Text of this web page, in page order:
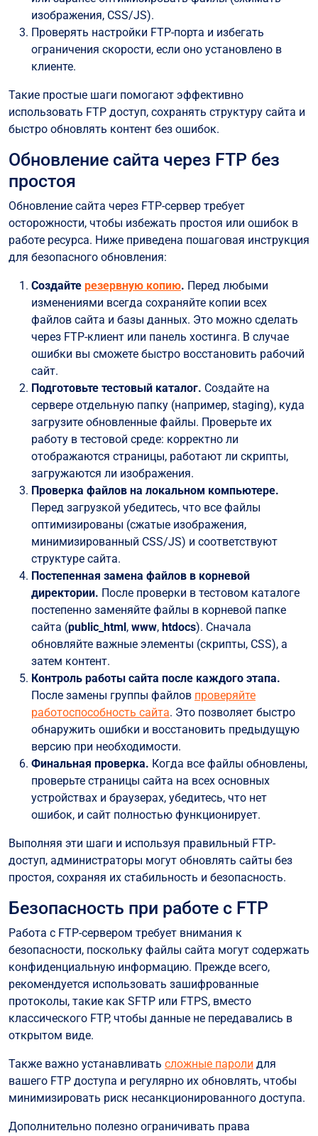
изображения, CSS/JS).
Проверять настройки FTP-порта и избегать
ограничения скорости, если оно установлено в
клиенте.
Такие простые шаги помогают эффективно
использовать FTP доступ, сохранять структуру сайта и
быстро обновлять контент без ошибок.
Обновление сайта через FTP без
простоя
Обновление сайта через FTP-сервер требует
осторожности, чтобы избежать простоя или ошибок в
работе ресурса. Ниже приведена пошаговая инструкция
для безопасного обновления:
Создайте резервную копию. Перед любыми
изменениями всегда сохраняйте копии всех
файлов сайта и базы данных. Это можно сделать
через FTP-клиент или панель хостинга. В случае
ошибки вы сможете быстро восстановить рабочий
сайт.
Подготовьте тестовый каталог. Создайте на
сервере отдельную папку (например, staging), куда
загрузите обновленные файлы. Проверьте их
работу в тестовой среде: корректно ли
отображаются страницы, работают ли скрипты,
загружаются ли изображения.
Проверка файлов на локальном компьютере.
Перед загрузкой убедитесь, что все файлы
оптимизированы (сжатые изображения,
минимизированный CSS/JS) и соответствуют
структуре сайта.
Постепенная замена файлов в корневой
директории. После проверки в тестовом каталоге
постепенно заменяйте файлы в корневой папке
сайта (public_html, www, htdocs). Сначала
обновляйте важные элементы (скрипты, CSS), а
затем контент.
Контроль работы сайта после каждого этапа.
После замены группы файлов проверяйте
работоспособность сайта. Это позволяет быстро
обнаружить ошибки и восстановить предыдущую
версию при необходимости.
Финальная проверка. Когда все файлы обновлены,
проверьте страницы сайта на всех основных
устройствах и браузерах, убедитесь, что нет
ошибок, и сайт полностью функционирует.
Выполняя эти шаги и используя правильный FTP-
доступ, администраторы могут обновлять сайты без
простоя, сохраняя их стабильность и безопасность.
Безопасность при работе с FTP
Работа с FTP-сервером требует внимания к
безопасности, поскольку файлы сайта могут содержать
конфиденциальную информацию. Прежде всего,
рекомендуется использовать зашифрованные
протоколы, такие как SFTP или FTPS, вместо
классического FTP, чтобы данные не передавались в
открытом виде.
Также важно устанавливать сложные пароли для
вашего FTP доступа и регулярно их обновлять, чтобы
минимизировать риск несанкционированного доступа.
Дополнительно полезно ограничивать права